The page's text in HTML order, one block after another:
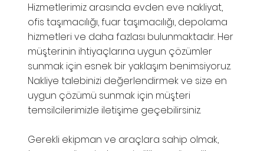
Hizmetlerimiz arasında evden eve nakliyat,
ofis taşımacılığı, fuar taşımacılığı, depolama
hizmetleri ve daha fazlası bulunmaktadır. Her
müşterinin ihtiyaçlarına uygun çözümler
sunmak için esnek bir yaklaşım benimsiyoruz.
Nakliye talebinizi değerlendirmek ve size en
uygun çözümü sunmak için müşteri
temsilcilerimizle iletişime geçebilirsiniz.
Gerekli ekipman ve araçlara sahip olmak,